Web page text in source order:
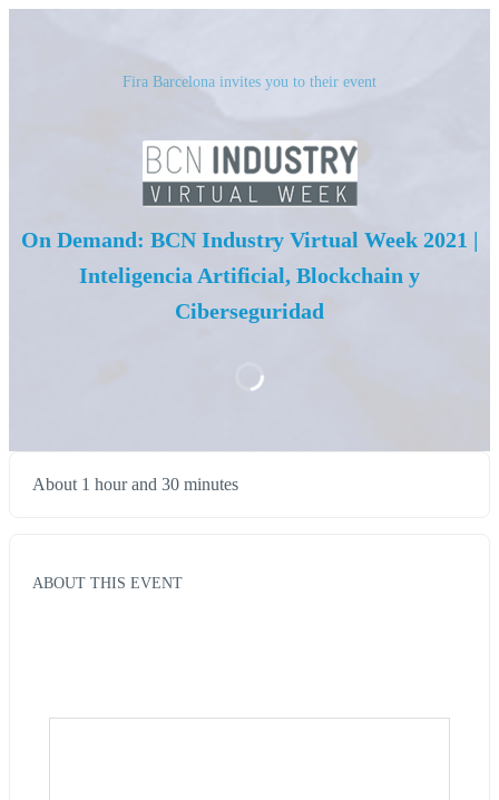
Fira Barcelona invites you to their event
On Demand: BCN Industry Virtual Week 2021 |
Inteligencia Artificial, Blockchain y
Ciberseguridad
About 1 hour and 30 minutes
ABOUT THIS EVENT